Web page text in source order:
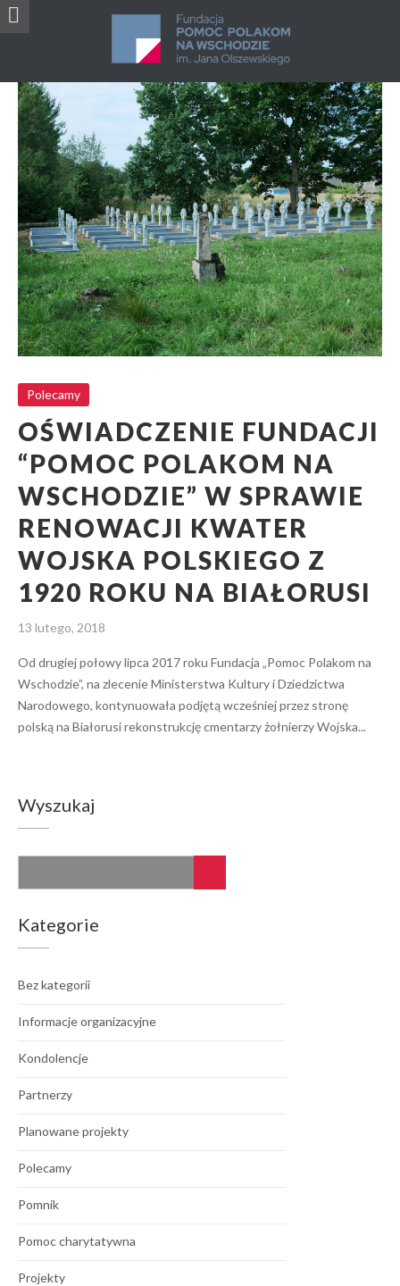
Oświadczenie Fundacji “Pomoc Polakom na
Wschodzie” w sprawie renowacji kwater Wojska
Polskiego z 1920 roku na Białorusi
Polecamy
Polecamy
OŚWIADCZENIE FUNDACJI
“POMOC POLAKOM NA
WSCHODZIE” W SPRAWIE
RENOWACJI KWATER
WOJSKA POLSKIEGO Z
1920 ROKU NA BIAŁORUSI
13 lutego, 2018
Od drugiej połowy lipca 2017 roku Fundacja „Pomoc Polakom na
Wschodzie”, na zlecenie Ministerstwa Kultury i Dziedzictwa
Narodowego, kontynuowała podjętą wcześniej przez stronę
polską na Białorusi rekonstrukcję cmentarzy żołnierzy Wojska...
Wyszukaj
Kategorie
Bez kategorii
Informacje organizacyjne
Kondolencje
Partnerzy
Planowane projekty
Polecamy
Pomnik
Pomoc charytatywna
Projekty